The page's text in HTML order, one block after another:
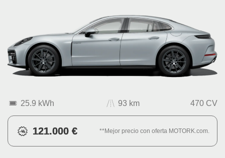
25.9 kWh 93 km 470 CV
121.000 € **Mejor precio con oferta MOTORK.com.